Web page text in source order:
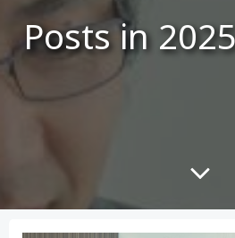
Posts in